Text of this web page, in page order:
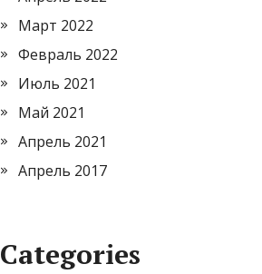
Март 2022
Февраль 2022
Июль 2021
Май 2021
Апрель 2021
Апрель 2017
Categories